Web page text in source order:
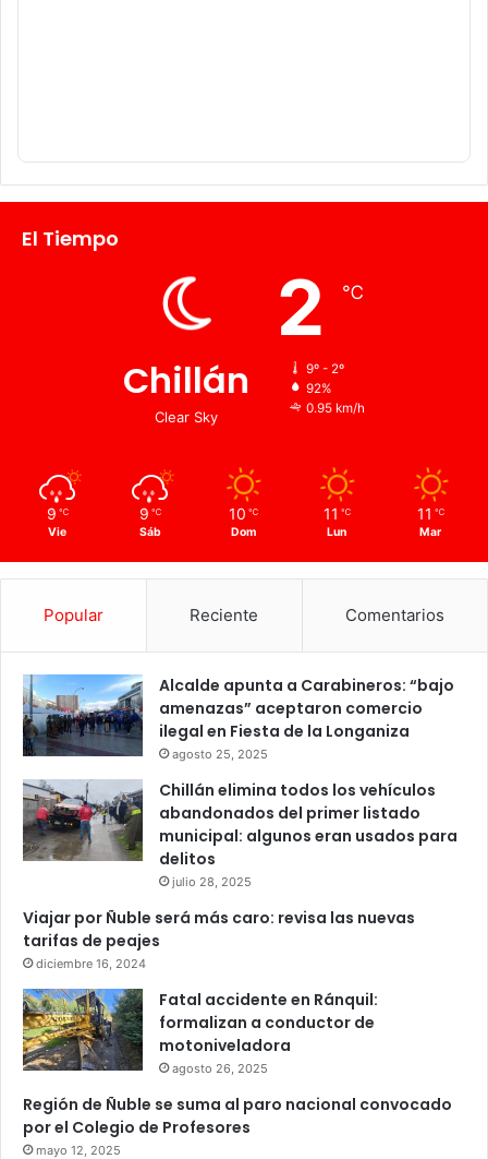
El Tiempo
Chillán
Clear Sky
2 ℃
9º - 2º
92%
0.95 km/h
9 ℃
Vie
9 ℃
Sáb
10 ℃
Dom
11 ℃
Lun
11 ℃
Mar
Popular Reciente Comentarios
Alcalde apunta a Carabineros: “bajo
amenazas” aceptaron comercio
ilegal en Fiesta de la Longaniza
agosto 25, 2025
Chillán elimina todos los vehículos
abandonados del primer listado
municipal: algunos eran usados para
delitos
julio 28, 2025
Viajar por Ñuble será más caro: revisa las nuevas
tarifas de peajes
diciembre 16, 2024
Fatal accidente en Ránquil:
formalizan a conductor de
motoniveladora
agosto 26, 2025
Región de Ñuble se suma al paro nacional convocado
por el Colegio de Profesores
mayo 12, 2025